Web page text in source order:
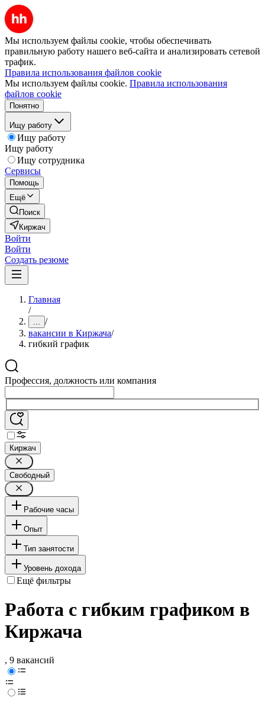
Мы используем файлы cookie, чтобы обеспечивать
правильную работу нашего веб-сайта и анализировать сетевой
трафик.
Правила использования файлов cookie
Мы используем файлы cookie. Правила использования
файлов cookie
Понятно
Ищу работу
Ищу работу
Ищу работу
Ищу сотрудника
Сервисы
Помощь
Ещё
Поиск
Киржач
Войти
Войти
Создать резюме
Главная
/
... /
вакансии в Киржача/
гибкий график
Профессия, должность или компания
Киржач
Свободный
Рабочие часы
Опыт
Тип занятости
Уровень дохода
Ещё фильтры
Работа с гибким графиком в
Киржача
, 9 вакансий